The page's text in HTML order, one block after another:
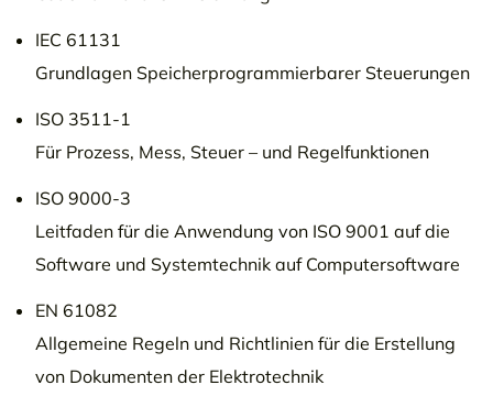
IEC 61131
Grundlagen Speicherprogrammierbarer Steuerungen
ISO 3511-1
Für Prozess, Mess, Steuer – und Regelfunktionen
ISO 9000-3
Leitfaden für die Anwendung von ISO 9001 auf die
Software und Systemtechnik auf Computersoftware
EN 61082
Allgemeine Regeln und Richtlinien für die Erstellung
von Dokumenten der Elektrotechnik